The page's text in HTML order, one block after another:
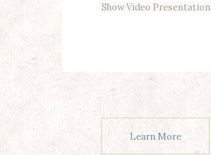
Show Video Presentation
Learn More